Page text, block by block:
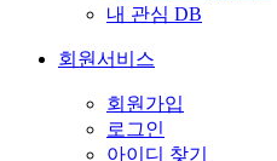
내 관심 DB
회원서비스
회원가입
로그인
아이디 찾기